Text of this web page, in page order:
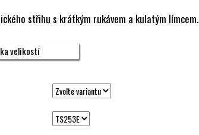
střihu s krátkým rukávem a kulatým límcem.
velikostí